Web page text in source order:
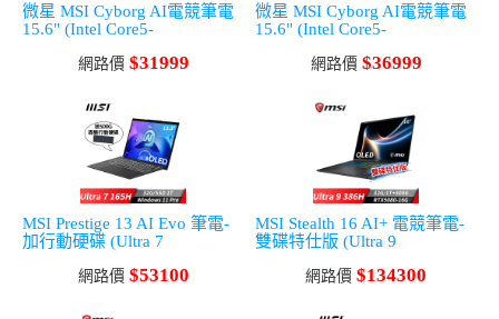
微星 MSI Cyborg AI電競筆電
15.6" (Intel Core5-
6G/W11)網路價 $31999
微星 MSI Cyborg AI電競筆電
15.6" (Intel Core5-
8G/W11)網路價 $36999
MSI Prestige 13 AI Evo 筆電-
加行動硬碟 (Ultra 7
網路價 $53100
MSI Stealth 16 AI+ 電競筆電-
雙碟特仕版 (Ultra 9
Win11P)網路價 $134300